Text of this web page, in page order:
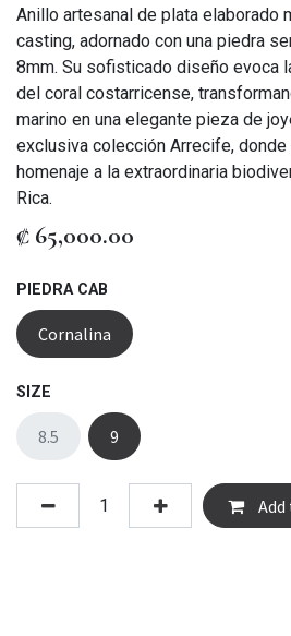
Anillo artesanal de plata elaborado
casting, adornado con una piedra
8mm. Su sofisticado diseño evoca
del coral costarricense,
marino en una elegante pieza de
exclusiva colección Arrecife, donde
homenaje a la extraordinaria
Rica.
₡ 65,000.00
PIEDRA CAB
Cornalina
SIZE
8.5 9